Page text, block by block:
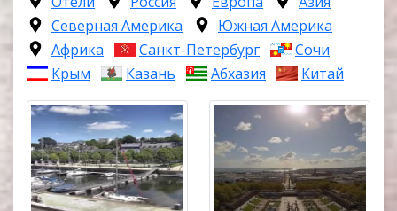
Северная Америка
Южная Америка
Африка
Санкт-Петербург
Сочи
Крым
Казань Абхазия Китай